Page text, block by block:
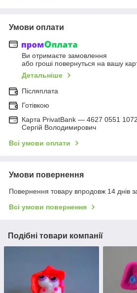
Умови оплати
Ви отримаєте замовлення
або гроші повернуться на вашу
Детальніше
Післяплата
Готівкою
Карта PrivatBank — 4627 0551
Сергій Володимирович
Всі умови оплати
Умови повернення
Повернення товару впродовж 14 днів
Всі умови повернення
Подібні товари компанії